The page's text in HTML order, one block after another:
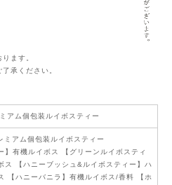
ます。
承ください。
アム個包装ルイボスティー
アム個包装ルイボスティー
】有機ルイボス 【グリーンルイボスティ
ス 【ハニーブッシュ&ルイボスティー】ハ
【ハニーバニラ】有機ルイボス/香料 【ホ